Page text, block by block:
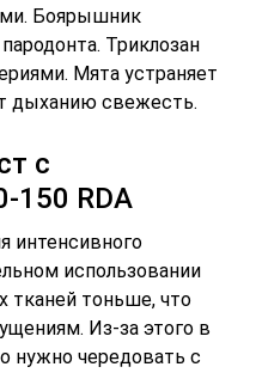
Боярышник
Триклозан
Мята устраняет
дыханию свежесть.
с
150 RDA
интенсивного
использовании
тканей тоньше, что
Из-за этого в
нужно чередовать с